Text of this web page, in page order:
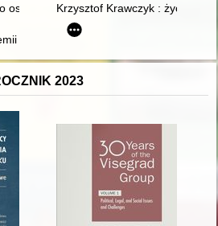
osobowość twórcza : wytyczanie dróg
Krzysztof Krawczyk : życie jak
na terenie Warmii i Mazur ze
2023